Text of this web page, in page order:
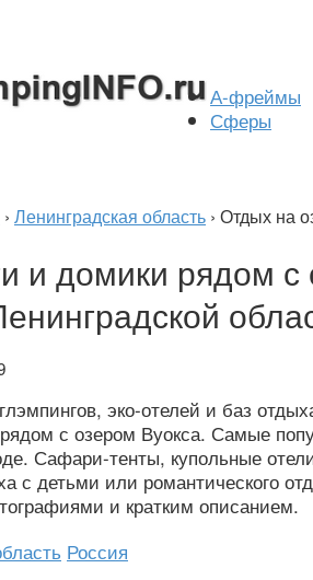
А-фреймы
Сферы
› Ленинградская область › Отдых на
и домики рядом с
эко-отелей и баз
с озером Вуокса. Самые
Сафари-тенты, купольные
с детьми или романтического
и кратким описанием.
Россия